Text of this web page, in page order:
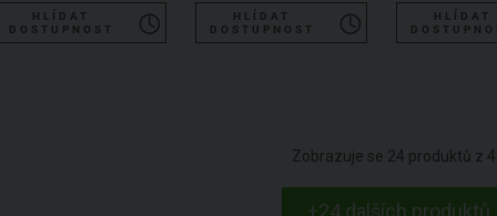
HLÍDAT
DOSTUPNOST
HLÍDAT
DOSTUPNOST
HLÍDAT
Zobrazuje se 24 produktů z
+24 dalších produktů